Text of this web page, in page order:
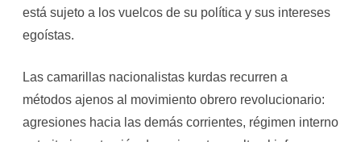
está sujeto a los vuelcos de su política y sus intereses
egoístas.
Las camarillas nacionalistas kurdas recurren a
métodos ajenos al movimiento obrero revolucionario:
agresiones hacia las demás corrientes, régimen interno